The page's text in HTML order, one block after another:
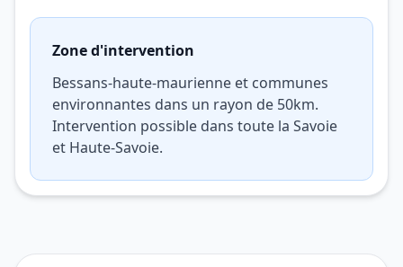
Zone d'intervention
Bessans-haute-maurienne et communes
environnantes dans un rayon de 50km.
Intervention possible dans toute la Savoie
et Haute-Savoie.